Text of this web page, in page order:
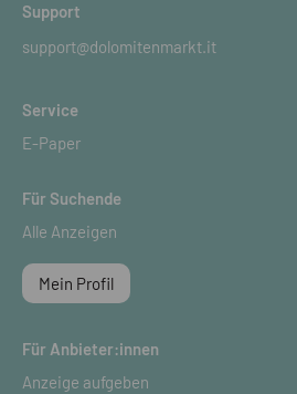
Support
support@dolomitenmarkt.it
Service
E-Paper
Für Suchende
Alle Anzeigen
Mein Profil
Für Anbieter:innen
Anzeige aufgeben